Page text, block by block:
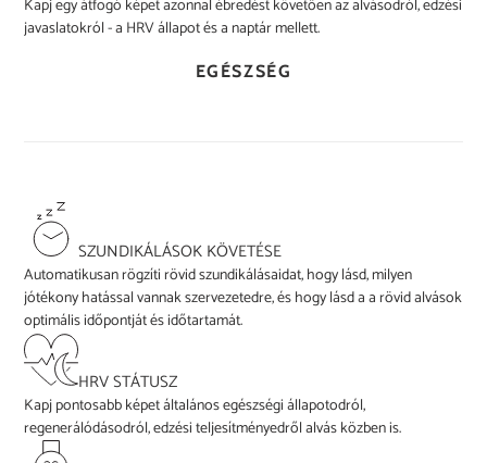
Kapj egy átfogó képet azonnal ébredést követően az alvásodról, edzési
javaslatokról - a HRV állapot és a naptár mellett.
EGÉSZSÉG
SZUNDIKÁLÁSOK KÖVETÉSE
Automatikusan rögzíti rövid szundikálásaidat, hogy lásd, milyen
jótékony hatással vannak szervezetedre, és hogy lásd a a rövid alvások
optimális időpontját és időtartamát.
HRV STÁTUSZ
Kapj pontosabb képet általános egészségi állapotodról,
regenerálódásodról, edzési teljesítményedről alvás közben is.